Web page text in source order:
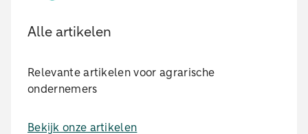
Alle artikelen
Relevante artikelen voor agrarische
ondernemers
Bekijk onze artikelen